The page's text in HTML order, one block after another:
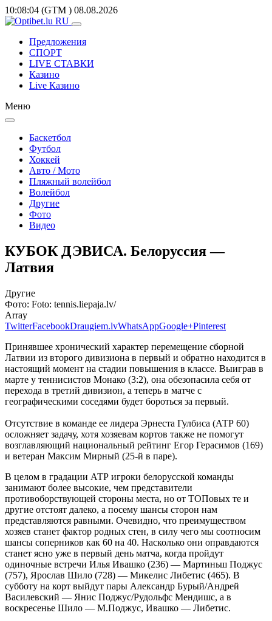
10:08:04 (GTM ) 08.08.2026
Предложения
СПОРТ
LIVE СТАВКИ
Казино
Live Казино
Меню
Баскетбол
Футбол
Хоккей
Авто / Мото
Пляжный волейбол
Волейбол
Другие
Фото
Видео
КУБОК ДЭВИСА. Белоруссия —
Латвия
Другие
Фото: Foto: tennis.liepaja.lv/
Array
TwitterFacebookDraugiem.lvWhatsAppGoogle+Pinterest
Принявшее хронический характер перемещение сборной
Латвии из второго дивизиона в первый и обратно находится в
настоящий момент на стадии повышения в классе. Выиграв в
марте у теннисистов Монако (3:2), она обезопасила себя от
перехода в третий дивизион, а теперь в матче с
географическими соседями будет бороться за первый.
Отсутствие в команде ее лидера Эрнеста Гулбиса (АТР 60)
осложняет задачу, хотя хозяевам кортов также не помогут
возглавляющий национальный рейтинг Егор Герасимов (169)
и ветеран Максим Мирный (25-й в паре).
В целом в градации АТР игроки белорусской команды
занимают более высокие, чем представители
противоборствующей стороны места, но от ТОПовых те и
другие отстоят далеко, а посему шансы сторон нам
представляются равными. Очевидно, что преимуществом
хозяев станет фактор родных стен, в силу чего мы соотносим
шансы соперников как 60 на 40. Насколько они оправдаются
станет ясно уже в первый день матча, когда пройдут
одиночные встречи Илья Ивашко (236) — Мартиньш Поджус
(757), Ярослав Шило (728) — Микелис Либетис (465). В
субботу на корт выйдут пары Александр Бурый/Андрей
Василевский ― Янис Поджус/Рудольфс Мендишс, а в
воскресенье Шило — М.Поджус, Ивашко — Либетис.